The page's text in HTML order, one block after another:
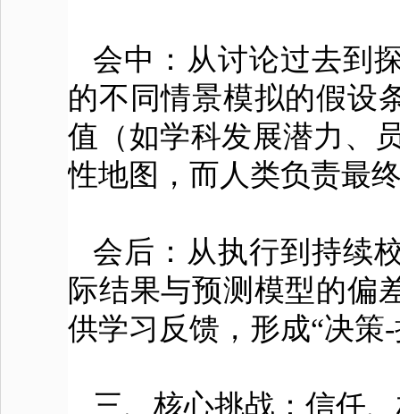
会中：从讨论过去到
的不同情景模拟的假设
值（如学科发展潜力、
性地图，而人类负责最
会后：从执行到持续
际结果与预测模型的偏
供学习反馈，形成“决策
三、核心挑战：信任